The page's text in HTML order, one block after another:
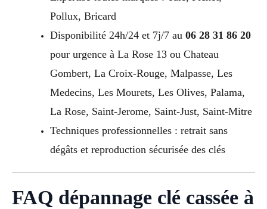
Pollux, Bricard
Disponibilité 24h/24 et 7j/7 au 06 28 31 86 20
pour urgence à La Rose 13 ou Chateau
Gombert, La Croix-Rouge, Malpasse, Les
Medecins, Les Mourets, Les Olives, Palama,
La Rose, Saint-Jerome, Saint-Just, Saint-Mitre
Techniques professionnelles : retrait sans
dégâts et reproduction sécurisée des clés
FAQ dépannage clé cassée à